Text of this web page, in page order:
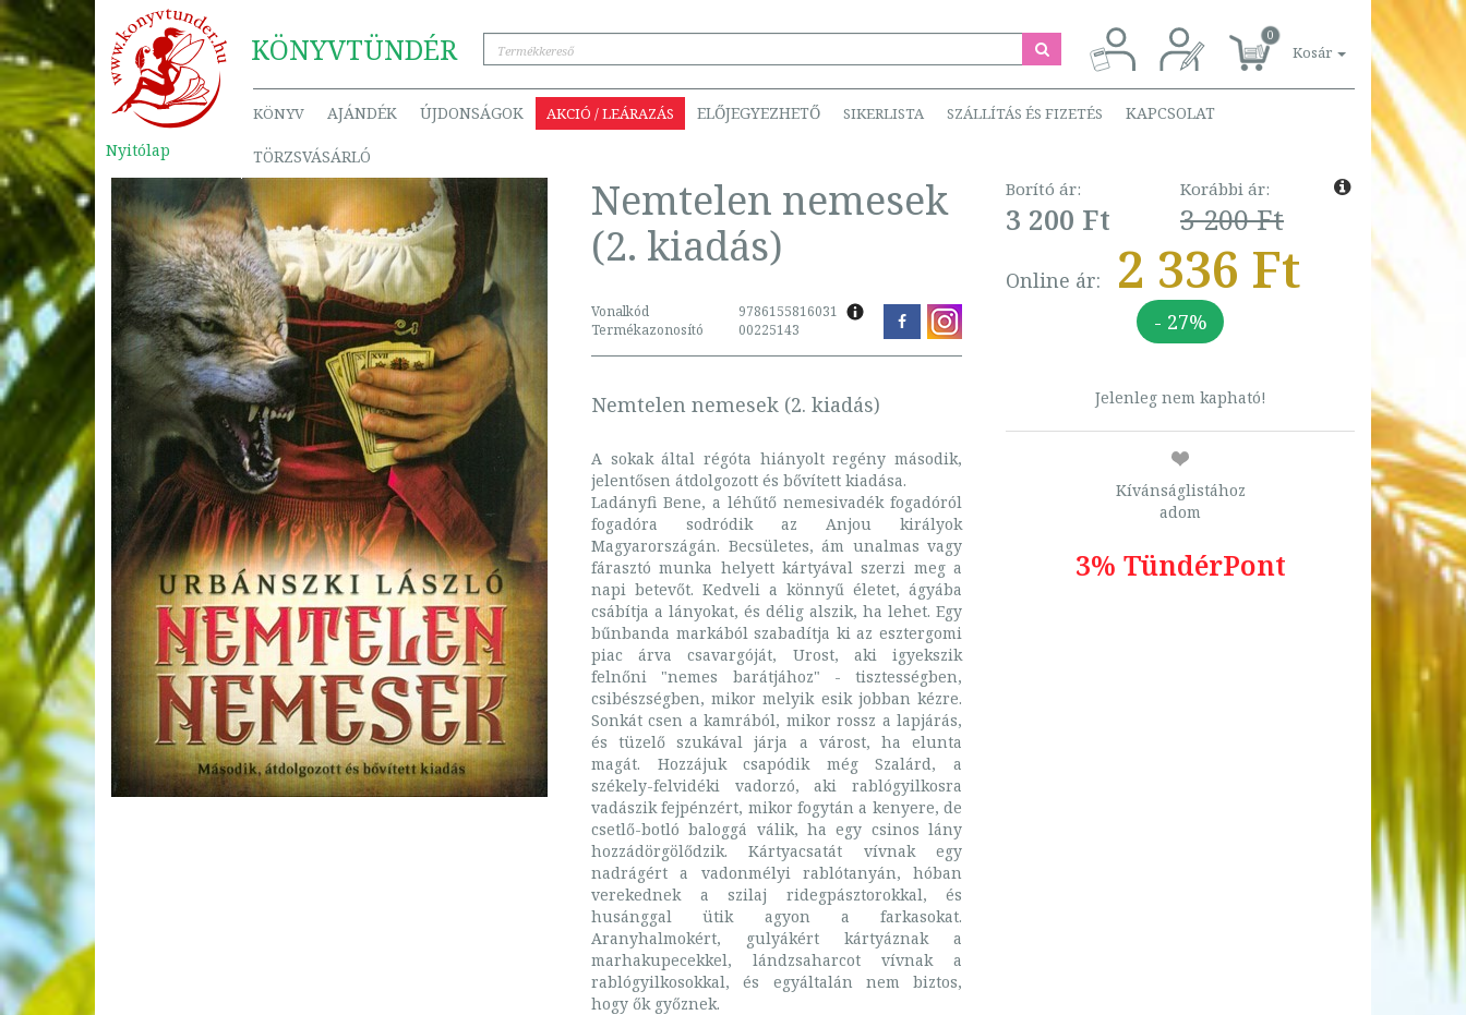
KÖNYVTÜNDÉR 0
Kosár
KÖNYV AJÁNDÉK ÚJDONSÁGOK AKCIÓ / LEÁRAZÁS ELŐJEGYEZHETŐ SIKERLISTA SZÁLLÍTÁS ÉS FIZETÉS KAPCSOLAT
TÖRZSVÁSÁRLÓ
Nyitólap
Nemtelen nemesek
(2. kiadás)
Vonalkód
9786155816031
Termékazonosító
00225143
Nemtelen nemesek (2. kiadás)
A sokak által régóta hiányolt regény második,
jelentősen átdolgozott és bővített kiadása.
Ladányfi Bene, a léhűtő nemesivadék fogadóról
fogadóra sodródik az Anjou királyok
Magyarországán. Becsületes, ám unalmas vagy
fárasztó munka helyett kártyával szerzi meg a
napi betevőt. Kedveli a könnyű életet, ágyába
csábítja a lányokat, és délig alszik, ha lehet. Egy
bűnbanda markából szabadítja ki az esztergomi
piac árva csavargóját, Urost, aki igyekszik
felnőni "nemes barátjához" - tisztességben,
csibészségben, mikor melyik esik jobban kézre.
Sonkát csen a kamrából, mikor rossz a lapjárás,
és tüzelő szukával járja a várost, ha elunta
magát. Hozzájuk csapódik még Szalárd, a
székely-felvidéki vadorzó, aki rablógyilkosra
vadászik fejpénzért, mikor fogytán a kenyere, de
csetlő-botló baloggá válik, ha egy csinos lány
hozzádörgölődzik. Kártyacsatát vívnak egy
nadrágért a vadonmélyi rablótanyán, hóban
verekednek a szilaj ridegpásztorokkal, és
husánggal ütik agyon a farkasokat.
Aranyhalmokért, gulyákért kártyáznak a
marhakupecekkel, lándzsaharcot vívnak a
rablógyilkosokkal, és egyáltalán nem biztos,
hogy ők győznek.
Borító ár:
3 200 Ft
Korábbi ár:
3 200 Ft
Online ár: 2 336 Ft
- 27%
Jelenleg nem kapható!
Kívánságlistához
adom
3% TündérPont